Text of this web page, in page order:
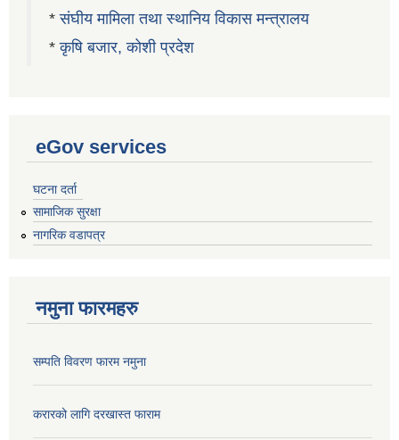
*संघीय मामिला तथा स्थानिय विकास मन्त्रालय
*कृषि बजार, कोशी प्रदेश
eGov services
घटना दर्ता
सामाजिक सुरक्षा
नागरिक वडापत्र
नमुना फारमहरु
सम्पति विवरण फारम नमुना
करारको लागि दरखास्त फाराम